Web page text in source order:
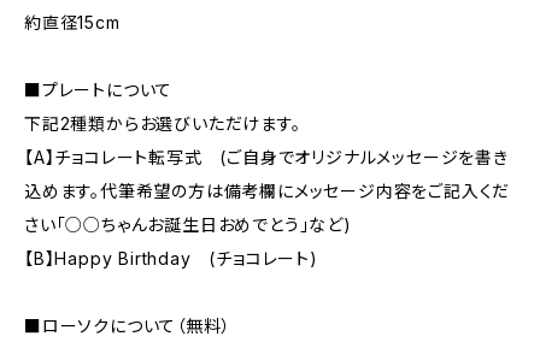
約直径15cm
■プレートについて
下記2種類からお選びいただけます。
【A】チョコレート転写式 (ご自身でオリジナルメッセージを書き
込めます。代筆希望の方は備考欄にメッセージ内容をご記入くだ
さい「○○ちゃんお誕生日おめでとう」など)
【B】Happy Birthday (チョコレート)
■ローソクについて（無料）